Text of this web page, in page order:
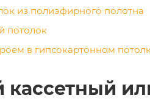
из полиэфирного полотна
потолок
в гипсокартонном
кассетный